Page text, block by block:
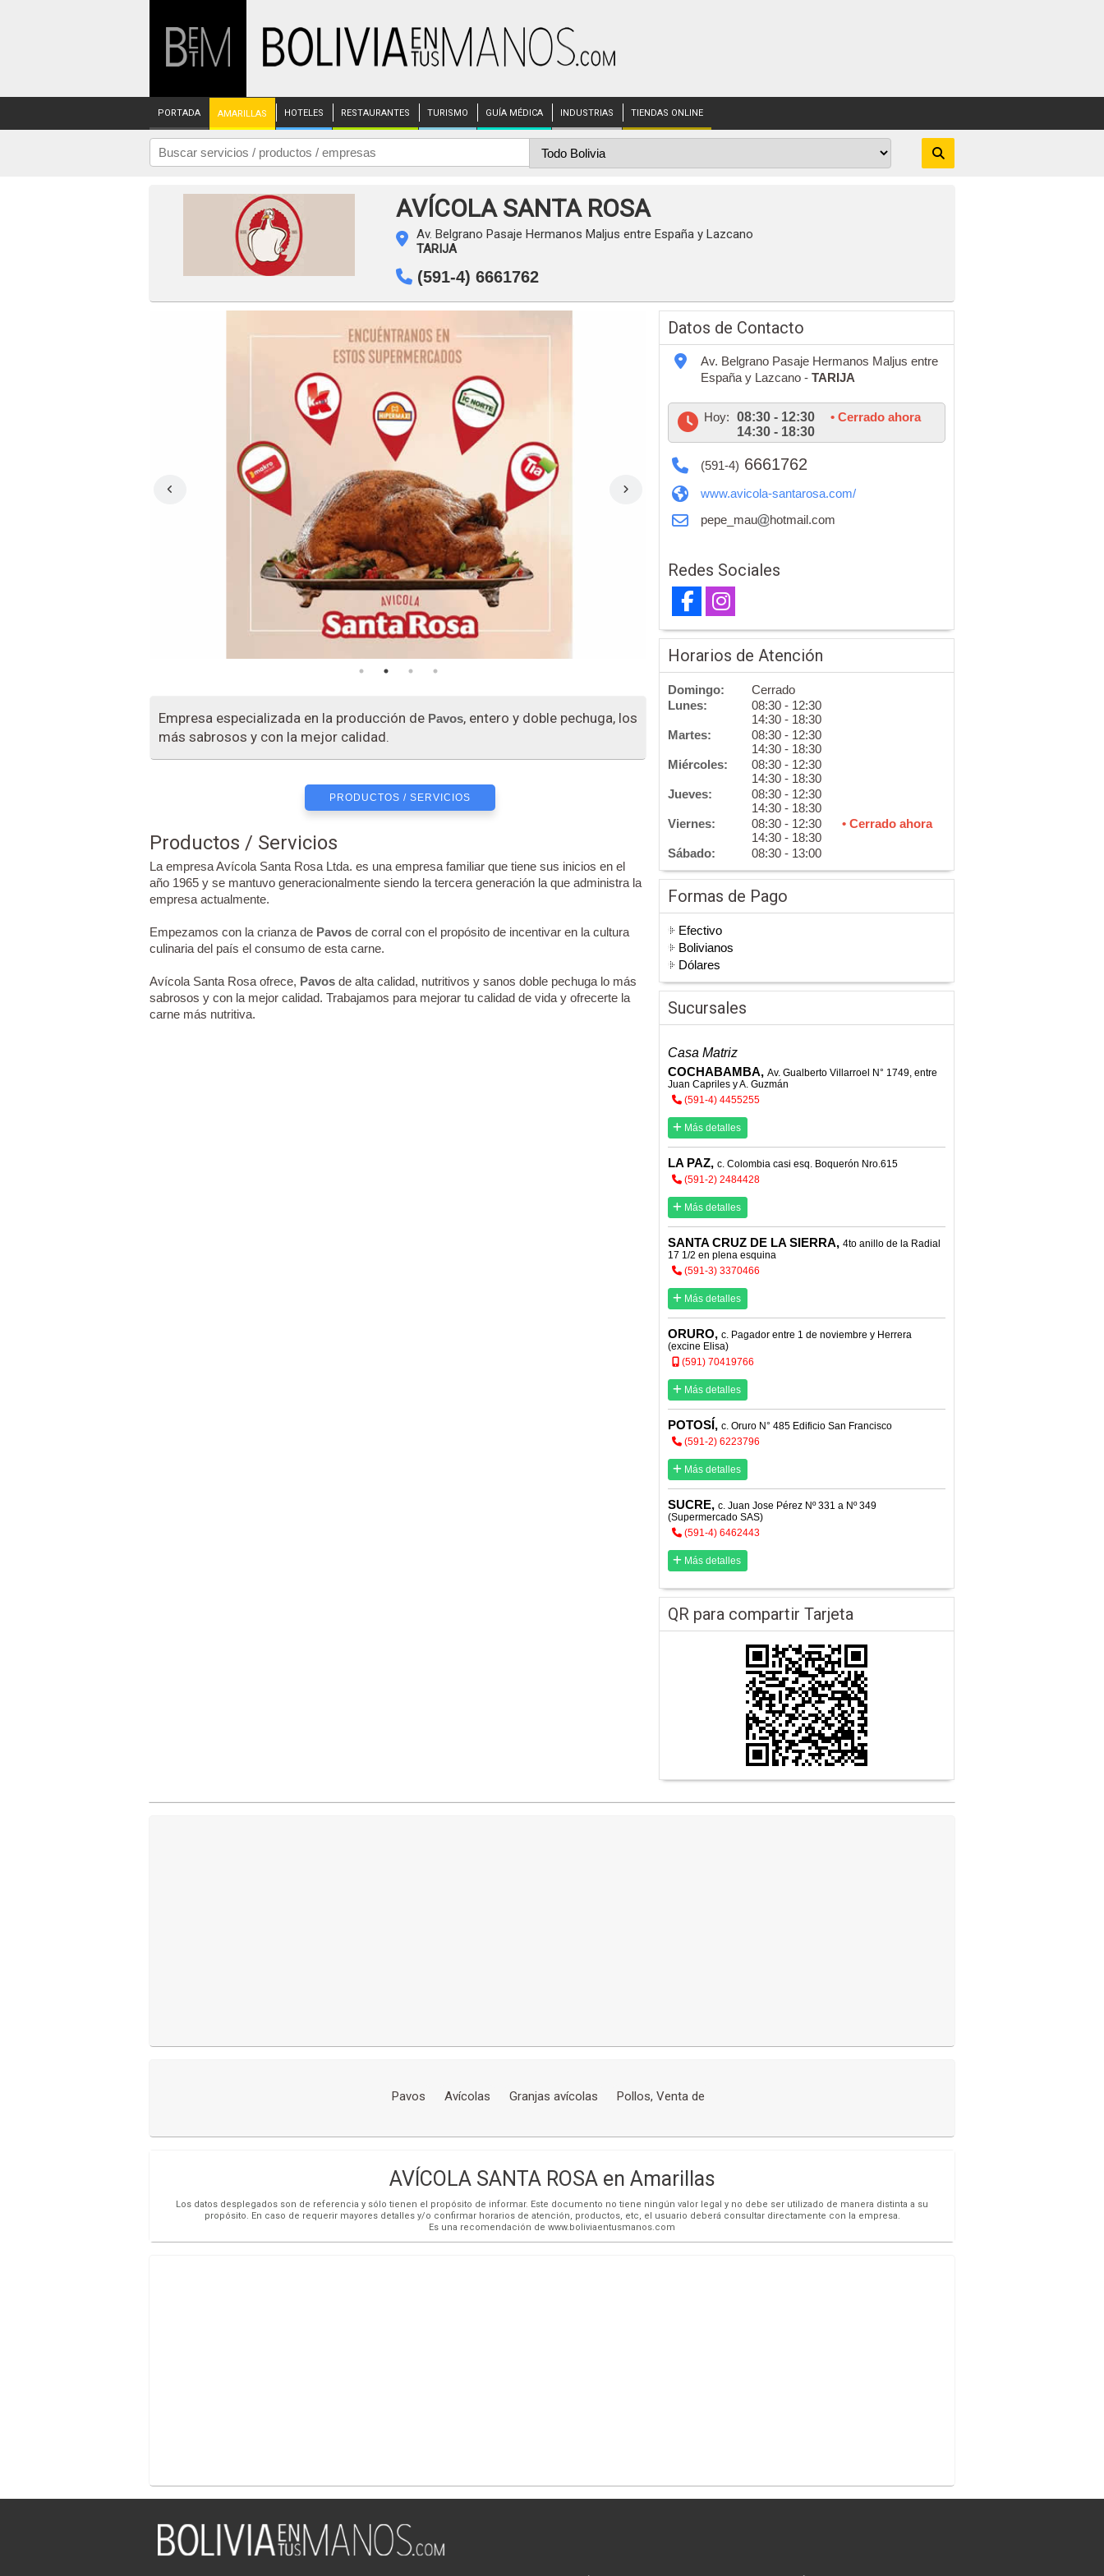
PORTADA AMARILLAS HOTELES RESTAURANTES TURISMO GUÍA MÉDICA INDUSTRIAS TIENDAS ONLINE
AVÍCOLA SANTA ROSA
Av. Belgrano Pasaje Hermanos Maljus entre España y Lazcano
TARIJA
(591-4) 6661762
Empresa especializada en la producción de Pavos, entero y doble pechuga, los
más sabrosos y con la mejor calidad.
PRODUCTOS / SERVICIOS
Productos / Servicios
La empresa Avícola Santa Rosa Ltda. es una empresa familiar que tiene sus inicios en el
año 1965 y se mantuvo generacionalmente siendo la tercera generación la que administra la
empresa actualmente.
Empezamos con la crianza de Pavos de corral con el propósito de incentivar en la cultura
culinaria del país el consumo de esta carne.
Avícola Santa Rosa ofrece, Pavos de alta calidad, nutritivos y sanos doble pechuga lo más
sabrosos y con la mejor calidad. Trabajamos para mejorar tu calidad de vida y ofrecerte la
carne más nutritiva.
Datos de Contacto
Av. Belgrano Pasaje Hermanos Maljus entre
España y Lazcano - TARIJA
Hoy: 08:30 - 12:30
• Cerrado ahora
14:30 - 18:30
(591-4) 6661762
www.avicola-santarosa.com/
pepe_mau
hotmail.com
Redes Sociales
Horarios de Atención
Domingo:
Cerrado
Lunes:
08:30 - 12:30
14:30 - 18:30
Martes:
08:30 - 12:30
14:30 - 18:30
Miércoles:
08:30 - 12:30
14:30 - 18:30
Jueves:
08:30 - 12:30
14:30 - 18:30
Viernes:
08:30 - 12:30
• Cerrado ahora
14:30 - 18:30
Sábado:
08:30 - 13:00
Formas de Pago
Efectivo
Bolivianos
Dólares
Sucursales
Casa Matriz
COCHABAMBA, Av. Gualberto Villarroel N° 1749, entre
Juan Capriles y A. Guzmán
(591-4) 4455255
Más detalles
LA PAZ, c. Colombia casi esq. Boquerón Nro.615
(591-2) 2484428
Más detalles
SANTA CRUZ DE LA SIERRA, 4to anillo de la Radial
17 1/2 en plena esquina
(591-3) 3370466
Más detalles
ORURO, c. Pagador entre 1 de noviembre y Herrera
(excine Elisa)
(591) 70419766
Más detalles
POTOSÍ, c. Oruro N° 485 Edificio San Francisco
(591-2) 6223796
Más detalles
SUCRE, c. Juan Jose Pérez Nº 331 a Nº 349
(Supermercado SAS)
(591-4) 6462443
Más detalles
QR para compartir Tarjeta
Pavos Avícolas Granjas avícolas Pollos, Venta de
AVÍCOLA SANTA ROSA en Amarillas
Los datos desplegados son de referencia y sólo tienen el propósito de informar. Este documento no tiene ningún valor legal y no debe ser utilizado de manera distinta a su
propósito. En caso de requerir mayores detalles y/o confirmar horarios de atención, productos, etc, el usuario deberá consultar directamente con la empresa.
Es una recomendación de www.boliviaentusmanos.com